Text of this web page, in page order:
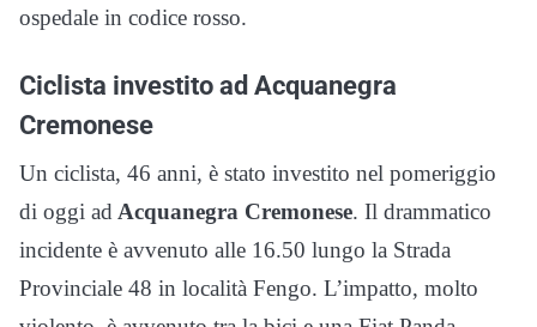
ospedale in codice rosso.
Ciclista investito ad Acquanegra
Cremonese
Un ciclista, 46 anni, è stato investito nel pomeriggio
di oggi ad Acquanegra Cremonese. Il drammatico
incidente è avvenuto alle 16.50 lungo la Strada
Provinciale 48 in località Fengo. L’impatto, molto